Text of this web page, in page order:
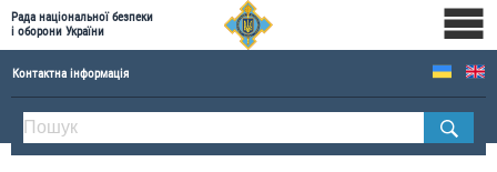
Рада національної безпеки
і оборони України
Контактна інформація
ПРО РНБОУ
Склад Ради національної безпеки і оборони України